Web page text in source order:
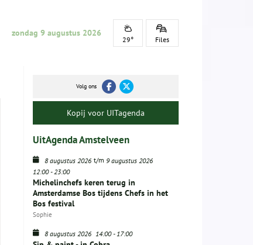
zondag 9 augustus 2026
29° Files
Volg ons
Kopij voor UITagenda
UitAgenda Amstelveen
8 augustus 2026 t/m 9 augustus 2026
12:00-23:00
Michelinchefs keren terug in
Amsterdamse Bos tijdens Chefs in het
Bos festival
Sophie
8 augustus 2026 14:00-17:00